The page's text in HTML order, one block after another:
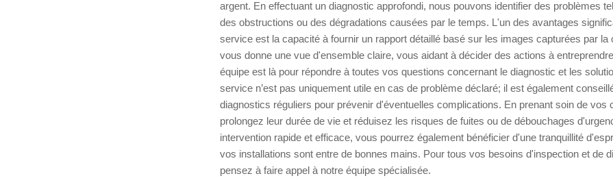
argent. En effectuant un diagnostic approfondi, nous pouvons identifier des problèmes
des obstructions ou des dégradations causées par le temps. L'un des avantages
service est la capacité à fournir un rapport détaillé basé sur les images capturées par la
vous donne une vue d'ensemble claire, vous aidant à décider des actions à
équipe est là pour répondre à toutes vos questions concernant le diagnostic et les
service n’est pas uniquement utile en cas de problème déclaré; il est également
diagnostics réguliers pour prévenir d'éventuelles complications. En prenant soin de vos
prolongez leur durée de vie et réduisez les risques de fuites ou de débouchages
intervention rapide et efficace, vous pourrez également bénéficier d'une tranquillité
vos installations sont entre de bonnes mains. Pour tous vos besoins d'inspection et de
pensez à faire appel à notre équipe spécialisée.